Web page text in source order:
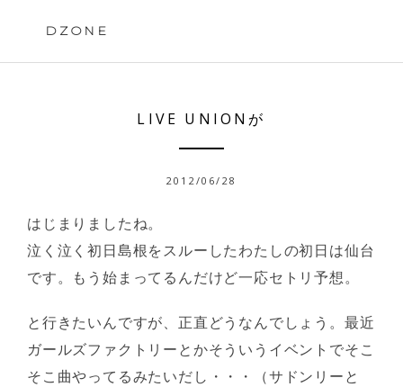
DZONE
LIVE UNIONが
2012/06/28
はじまりましたね。
泣く泣く初日島根をスルーしたわたしの初日は仙台
です。もう始まってるんだけど一応セトリ予想。
と行きたいんですが、正直どうなんでしょう。最近
ガールズファクトリーとかそういうイベントでそこ
そこ曲やってるみたいだし・・・（サドンリーと